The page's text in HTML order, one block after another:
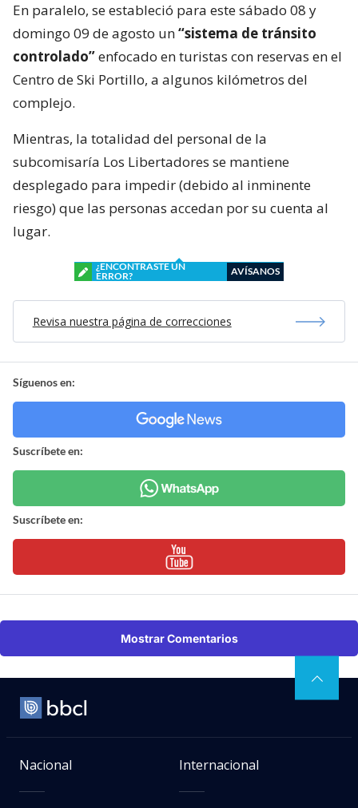
En paralelo, se estableció para este sábado 08 y
domingo 09 de agosto un“sistema de tránsito
controlado”enfocado en turistas con reservas en el
Centro de Ski Portillo, a algunos kilómetros del
complejo.
Mientras, la totalidad del personal de la
subcomisaría Los Libertadores se mantiene
desplegado para impedir (debido al inminente
riesgo) que las personas accedan por su cuenta al
lugar.
¿ENCONTRASTE UN
ERROR?
AVÍSANOS
Revisa nuestra página de correcciones
Síguenos en:
Suscríbete en:
Suscríbete en:
Mostrar Comentarios
Nacional Internacional